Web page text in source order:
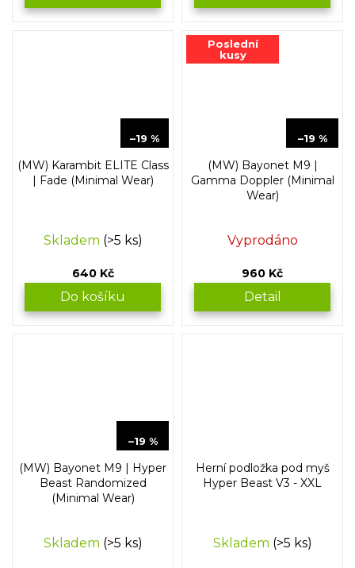
–19 %
(MW) Karambit ELITE Class
| Fade (Minimal Wear)
Skladem (>5 ks)
640 Kč
Do košíku
Poslední
kusy
–19 %
(MW) Bayonet M9 |
Gamma Doppler (Minimal
Wear)
Vyprodáno
960 Kč
Detail
–19 %
(MW) Bayonet M9 | Hyper
Beast Randomized
(Minimal Wear)
Skladem (>5 ks)
Herní podložka pod myš
Hyper Beast V3 - XXL
Skladem (>5 ks)